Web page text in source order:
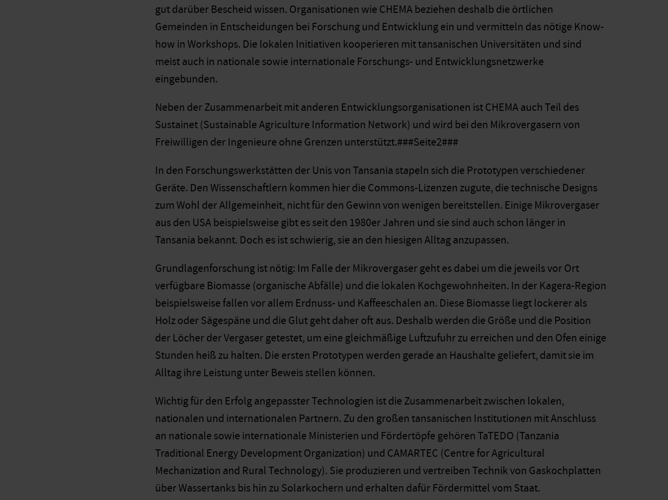
gut darüber Bescheid wissen. Organisationen wie CHEMA beziehen deshalb die örtlichen
Gemeinden in Entscheidungen bei Forschung und Entwicklung ein und vermitteln das nötige Know-
how in Workshops. Die lokalen Initiativen kooperieren mit tansanischen Universitäten und sind
meist auch in nationale sowie internationale Forschungs- und Entwicklungsnetzwerke
eingebunden.
Neben der Zusammenarbeit mit anderen Entwicklungsorganisationen ist CHEMA auch Teil des
Sustainet (Sustainable Agriculture Information Network) und wird bei den Mikrovergasern von
Freiwilligen der Ingenieure ohne Grenzen unterstützt.###Seite2###
In den Forschungswerkstätten der Unis von Tansania stapeln sich die Prototypen verschiedener
Geräte. Den Wissenschaftlern kommen hier die Commons-Lizenzen zugute, die technische Designs
zum Wohl der Allgemeinheit, nicht für den Gewinn von wenigen bereitstellen. Einige Mikrovergaser
aus den USA beispielsweise gibt es seit den 1980er Jahren und sie sind auch schon länger in
Tansania bekannt. Doch es ist schwierig, sie an den hiesigen Alltag anzupassen.
Grundlagenforschung ist nötig: Im Falle der Mikrovergaser geht es dabei um die jeweils vor Ort
verfügbare Biomasse (organische Abfälle) und die lokalen Kochgewohnheiten. In der Kagera-Region
beispielsweise fallen vor allem Erdnuss- und Kaffeeschalen an. Diese Biomasse liegt lockerer als
Holz oder Sägespäne und die Glut geht daher oft aus. Deshalb werden die Größe und die Position
der Löcher der Vergaser getestet, um eine gleichmäßige Luftzufuhr zu erreichen und den Ofen einige
Stunden heiß zu halten. Die ersten Prototypen werden gerade an Haushalte geliefert, damit sie im
Alltag ihre Leistung unter Beweis stellen können.
Wichtig für den Erfolg angepasster Technologien ist die Zusammenarbeit zwischen lokalen,
nationalen und internationalen Partnern. Zu den großen tansanischen Institutionen mit Anschluss
an nationale sowie internationale Ministerien und Fördertöpfe gehören TaTEDO (Tanzania
Traditional Energy Development Organization) und CAMARTEC (Centre for Agricultural
Mechanization and Rural Technology). Sie produzieren und vertreiben Technik von Gaskochplatten
über Wassertanks bis hin zu Solarkochern und erhalten dafür Fördermittel vom Staat.